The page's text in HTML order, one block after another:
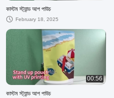
কাস্টম স্ট্যান্ড আপ পাউচ
February 18, 2025
00:56
কাস্টম স্ট্যান্ড আপ পাউচ